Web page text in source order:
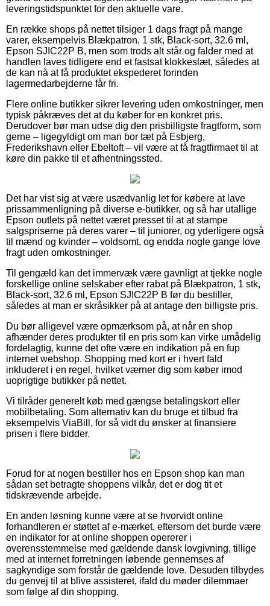
leveringstidspunktet for den aktuelle vare.
En række shops på nettet tilsiger 1 dags fragt på mange
varer, eksempelvis Blækpatron, 1 stk, Black-sort, 32.6 ml,
Epson SJIC22P B, men som trods alt står og falder med at
handlen laves tidligere end et fastsat klokkeslæt, således at
de kan nå at få produktet ekspederet forinden
lagermedarbejderne får fri.
Flere online butikker sikrer levering uden omkostninger, men
typisk påkræves det at du køber for en konkret pris.
Derudover bør man udse dig den prisbilligste fragtform, som
gerne – ligegyldigt om man bor tæt på Esbjerg,
Frederikshavn eller Ebeltoft – vil være at få fragtfirmaet til at
køre din pakke til et afhentningssted.
Det har vist sig at være usædvanlig let for købere at lave
prissammenligning på diverse e-butikker, og så har utallige
Epson outlets på nettet været presset til at at stampe
salgspriserne på deres varer – til juniorer, og yderligere også
til mænd og kvinder – voldsomt, og endda nogle gange love
fragt uden omkostninger.
Til gengæld kan det immervæk være gavnligt at tjekke nogle
forskellige online selskaber efter rabat på Blækpatron, 1 stk,
Black-sort, 32.6 ml, Epson SJIC22P B før du bestiller,
således at man er skråsikker på at antage den billigste pris.
Du bør alligevel være opmærksom på, at når en shop
afhænder deres produkter til en pris som kan virke umådelig
fordelagtig, kunne det ofte være en indikation på en fup
internet webshop. Shopping med kort er i hvert fald
inkluderet i en regel, hvilket værner dig som køber imod
uoprigtige butikker på nettet.
Vi tilråder generelt køb med gængse betalingskort eller
mobilbetaling. Som alternativ kan du bruge et tilbud fra
eksempelvis ViaBill, for så vidt du ønsker at finansiere
prisen i flere bidder.
Forud for at nogen bestiller hos en Epson shop kan man
sådan set betragte shoppens vilkår, det er dog tit et
tidskrævende arbejde.
En anden løsning kunne være at se hvorvidt online
forhandleren er støttet af e-mærket, eftersom det burde være
en indikator for at online shoppen opererer i
overensstemmelse med gældende dansk lovgivning, tillige
med at internet forretningen løbende gennemses af
sagkyndige som forstår de gældende love. Desuden tilbydes
du genvej til at blive assisteret, ifald du møder dilemmaer
som følge af din shopping.